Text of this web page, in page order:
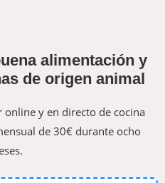
alimentación y
de origen animal
online y en directo de cocina
de 30€ durante ocho